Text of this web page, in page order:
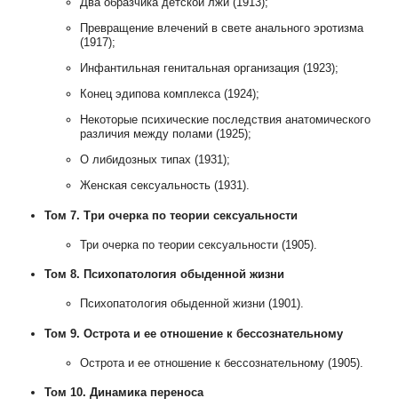
Превращение влечений в свете анального эротизма
(1917);
Инфантильная генитальная организация (1923);
Конец эдипова комплекса (1924);
Некоторые психические последствия анатомического
различия между полами (1925);
О либидозных типах (1931);
Женская сексуальность (1931).
Том 7. Три очерка по теории сексуальности
Три очерка по теории сексуальности (1905).
Том 8. Психопатология обыденной жизни
Психопатология обыденной жизни (1901).
Том 9. Острота и ее отношение к бессознательному
Острота и ее отношение к бессознательному (1905).
Том 10. Динамика переноса